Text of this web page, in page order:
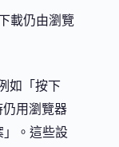
載仍由瀏覽
如「按下
用瀏覽器
。這些設